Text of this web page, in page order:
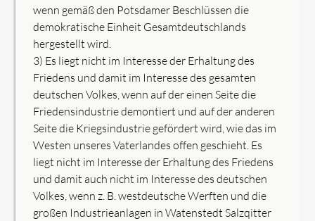
wenn gemäß den Potsdamer Beschlüssen die
demokratische Einheit Gesamtdeutschlands
hergestellt wird.
3) Es liegt nicht im Interesse der Erhaltung des
Friedens und damit im Interesse des gesamten
deutschen Volkes, wenn auf der einen Seite die
Friedensindustrie demontiert und auf der anderen
Seite die Kriegsindustrie gefördert wird, wie das im
Westen unseres Vaterlandes offen geschieht. Es
liegt nicht im Interesse der Erhaltung des Friedens
und damit auch nicht im Interesse des deutschen
Volkes, wenn z. B. westdeutsche Werften und die
großen Industrieanlagen in Watenstedt Salzqitter